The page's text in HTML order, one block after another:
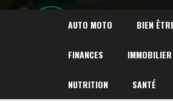
AUTO MOTO BIEN
FINANCES IMMOBILIER
NUTRITION SANTÉ